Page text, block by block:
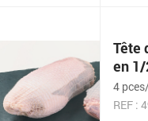
Tête
en 1/
4
REF :